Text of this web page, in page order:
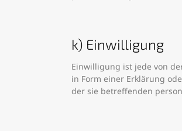
k) Einwilligung
Einwilligung ist jede von
in Form einer Erklärung
der sie betreffenden